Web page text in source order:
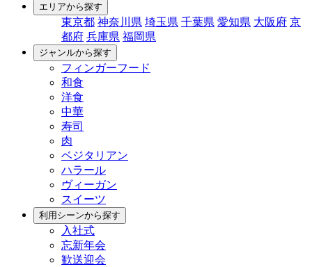
エリアから探す
東京都 神奈川県 埼玉県 千葉県 愛知県 大阪府 京
都府 兵庫県 福岡県
ジャンルから探す
フィンガーフード
和食
洋食
中華
寿司
肉
ベジタリアン
ハラール
ヴィーガン
スイーツ
利用シーンから探す
入社式
忘新年会
歓送迎会